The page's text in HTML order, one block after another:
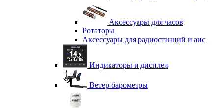
Аксессуары для часов
Ротаторы
Аксессуары для радиостанций и аис
Индикаторы и дисплеи
Ветер-барометры